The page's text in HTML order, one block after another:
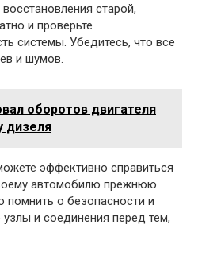
старой,
и проверьте
системы. Убедитесь, что все
и шумов.
оборотов двигателя
дизеля
эффективно справиться
автомобилю прежнюю
помнить о безопасности и
и соединения перед тем,